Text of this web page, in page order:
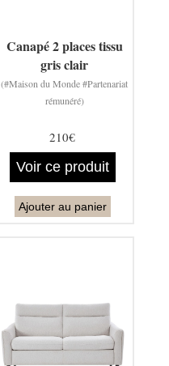
Canapé 2 places tissu
gris clair
(#Maison du Monde #Partenariat
rémunéré)
210€
Voir ce produit
Ajouter au panier